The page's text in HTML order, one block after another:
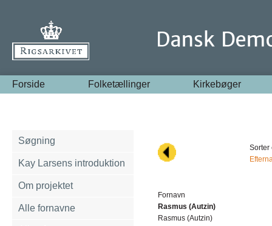
Forside Folketællinger Kirkebøger
Søgning
Kay Larsens introduktion
Om projektet
Alle fornavne
Sorter
Fornavn
Rasmus (Autzin)
Rasmus (Autzin)